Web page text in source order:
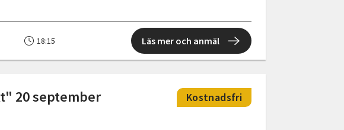
18:15 Läs mer och anmäl
20 september Kostnadsfri